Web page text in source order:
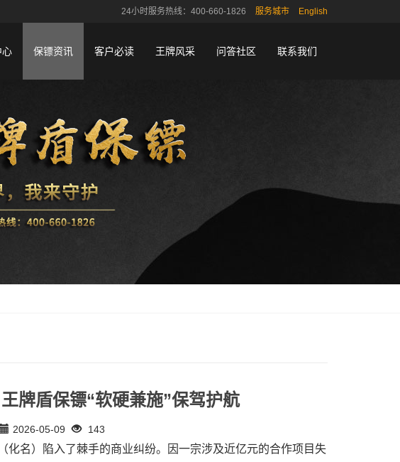
24小时服务热线：400-660-1826 服务城市 English
心 保镖资讯 客户必读 王牌风采 问答社区 联系我们
牌盾保镖“软硬兼施”保驾护航
2026-05-09 143
化名）陷入了棘手的商业纠纷。因一宗涉及近亿元的合作项目失